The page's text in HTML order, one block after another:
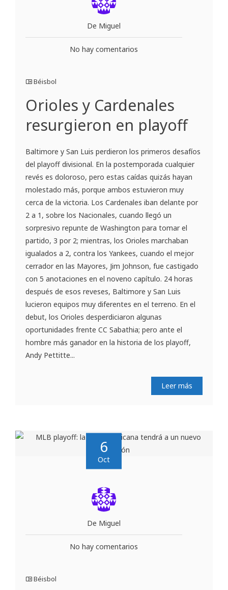
De Miguel
No hay comentarios
Béisbol
Orioles y Cardenales
resurgieron en playoff
Baltimore y San Luis perdieron los primeros desafíos
del playoff divisional. En la postemporada cualquier
revés es doloroso, pero estas caídas quizás hayan
molestado más, porque ambos estuvieron muy
cerca de la victoria. Los Cardenales iban delante por
2 a 1, sobre los Nacionales, cuando llegó un
sorpresivo repunte de Washington para tomar el
partido, 3 por 2; mientras, los Orioles marchaban
igualados a 2, contra los Yankees, cuando el mejor
cerrador en las Mayores, Jim Johnson, fue castigado
con 5 anotaciones en el noveno capítulo. 24 horas
después de esos reveses, Baltimore y San Luis
lucieron equipos muy diferentes en el terreno. En el
debut, los Orioles desperdiciaron algunas
oportunidades frente CC Sabathia; pero ante el
hombre más ganador en la historia de los playoff,
Andy Pettitte...
Leer más
6
Oct
De Miguel
No hay comentarios
Béisbol